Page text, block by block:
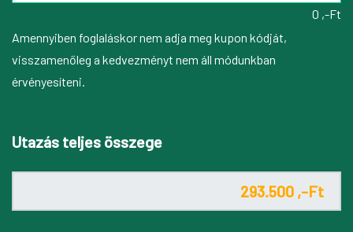
0 ,-Ft
Amennyiben foglaláskor nem adja meg kupon kódját,
visszamenőleg a kedvezményt nem áll módunkban
érvényesíteni.
Utazás teljes összege